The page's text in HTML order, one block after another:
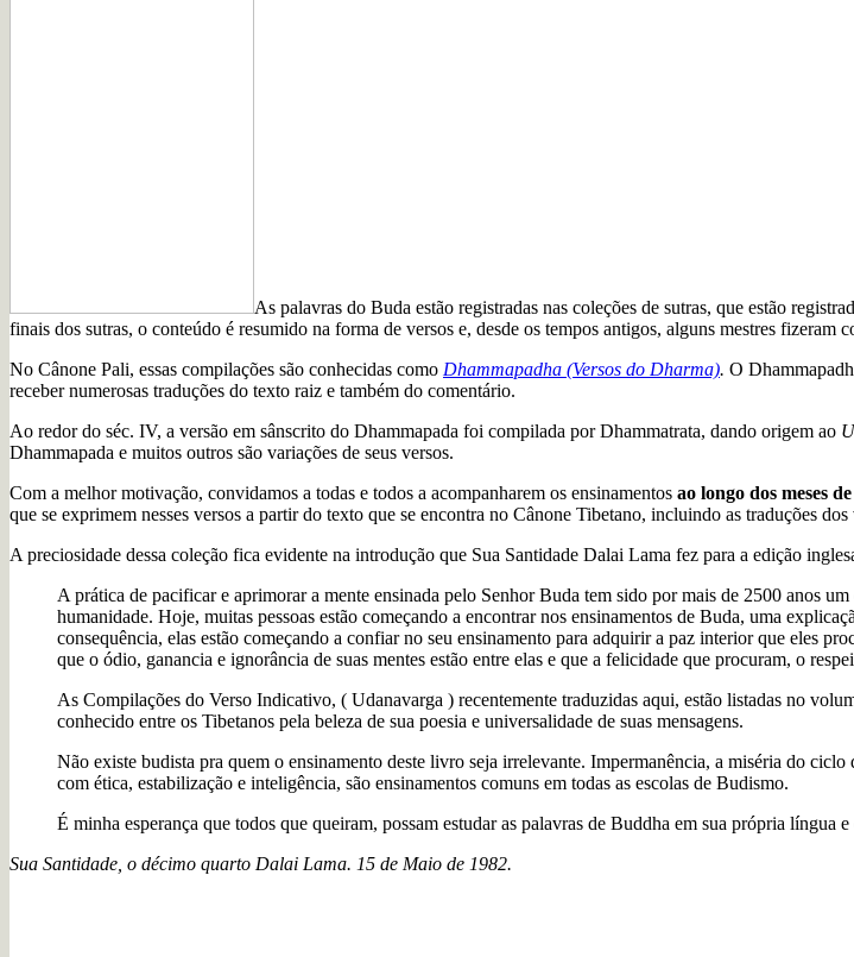
As palavras do Buda estão registradas nas coleções de sutras, que estão
finais dos sutras, o conteúdo é resumido na forma de versos e, desde os tempos antigos, alguns mestres fizeram
No Cânone Pali, essas compilações são conhecidas como Dhammapadha (Versos do Dharma). O
receber numerosas traduções do texto raiz e também do comentário.
Ao redor do séc. IV, a versão em sânscrito do Dhammapada foi compilada por Dhammatrata, dando origem ao
Dhammapada e muitos outros são variações de seus versos.
Com a melhor motivação, convidamos a todas e todos a acompanharem os ensinamentos ao longo dos meses
que se exprimem nesses versos a partir do texto que se encontra no Cânone Tibetano, incluindo as traduções
A preciosidade dessa coleção fica evidente na introdução que Sua Santidade Dalai Lama fez para a edição
A prática de pacificar e aprimorar a mente ensinada pelo Senhor Buda tem sido por mais de 2500 anos
humanidade. Hoje, muitas pessoas estão começando a encontrar nos ensinamentos de Buda, uma
consequência, elas estão começando a confiar no seu ensinamento para adquirir a paz interior que eles
que o ódio, ganancia e ignorância de suas mentes estão entre elas e que a felicidade que procuram, o
As Compilações do Verso Indicativo, ( Udanavarga ) recentemente traduzidas aqui, estão listadas no
conhecido entre os Tibetanos pela beleza de sua poesia e universalidade de suas mensagens.
Não existe budista pra quem o ensinamento deste livro seja irrelevante. Impermanência, a miséria do
com ética, estabilização e inteligência, são ensinamentos comuns em todas as escolas de Budismo.
É minha esperança que todos que queiram, possam estudar as palavras de Buddha em sua própria língua
Sua Santidade, o décimo quarto Dalai Lama. 15 de Maio de 1982.